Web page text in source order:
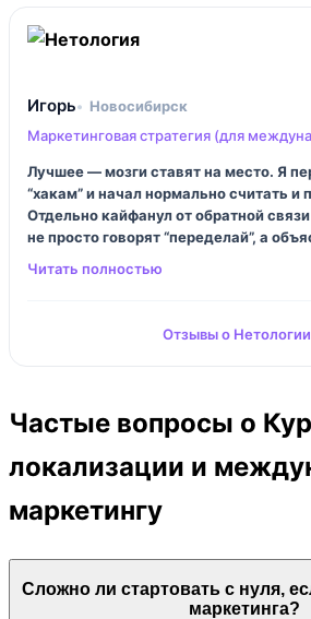
Игорь
Новосибирск
Маркетинговая стратегия (для
Лучшее — мозги ставят на место. Я
“хакам” и начал нормально считать и
Отдельно кайфанул от обратной
не просто говорят “переделай”, а
сломалась. С локализацией тут не
Отзывы о Нетологии
Частые вопросы о
локализации и
маркетингу
Сложно ли стартовать с нуля,
маркетинга?